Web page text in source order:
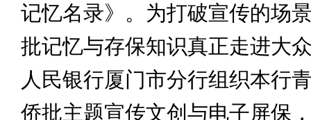
记忆名录》。为打破宣传的场
批记忆与存保知识真正走进大
人民银行厦门市分行组织本行
侨批主题宣传文创与电子屏保